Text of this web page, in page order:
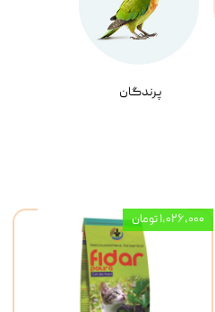
پرندگان
۱,۰۲۶,۰۰۰ تومان